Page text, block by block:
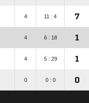
4 11 : 4 7
4 6 : 18 1
4 5 : 29 1
0 0 : 0 0